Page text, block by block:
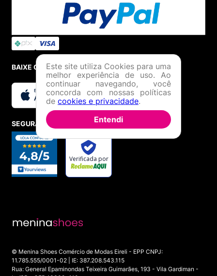
BAIXE O APP
SEGURANÇA E CREDIBILIDADE
© Menina Shoes Comércio de Modas Eireli - EPP CNPJ:
11.785.555/0001-02 | IE: 387.208.543.115
Rua: General Epaminondas Teixeira Guimarães, 193 - Vila Gardiman -
Este site utiliza Cookies para uma
melhor experiência de uso. Ao
continuar navegando, você
concorda com nossas políticas
de cookies e privacidade.
Entendi